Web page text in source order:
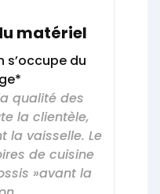
matériel
s’occupe du
qualité des
la clientèle,
la vaisselle. Le
de cuisine
»avant la